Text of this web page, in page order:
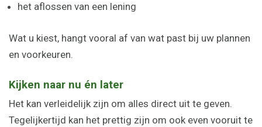
het aflossen van een lening
Wat u kiest, hangt vooral af van wat past bij uw plannen
en voorkeuren.
Kijken naar nu én later
Het kan verleidelijk zijn om alles direct uit te geven.
Tegelijkertijd kan het prettig zijn om ook even vooruit te